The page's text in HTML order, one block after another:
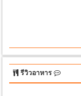
รีวิวอาหาร
รีวิวอาหาร